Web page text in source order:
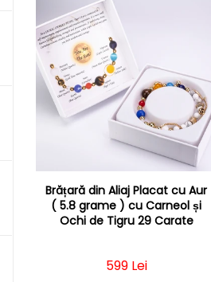
Brățară din Aliaj Placat cu Aur
( 5.8 grame ) cu Carneol și
Ochi de Tigru 29 Carate
Preț obișnuit
599 Lei